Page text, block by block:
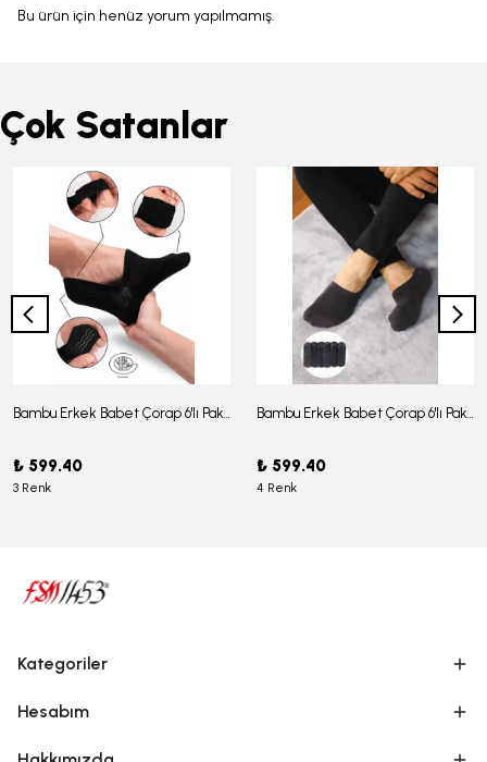
Bu ürün için henüz yorum yapılmamış.
Çok Satanlar
Bambu Erkek Babet Çorap 6'lı Paket - J-03
₺ 599.40
3 Renk
Bambu Erkek Babet Çorap 6'lı Paket -J-08
₺ 599.40
4 Renk
Kategoriler
Hesabım